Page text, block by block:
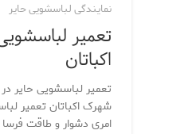
نمایندگی لباسشویی حایر
تعمیر
اکباتان
تعمیر لباسشویی حایر
شهرک اکباتان تعمیر
امری دشوار و طاقت